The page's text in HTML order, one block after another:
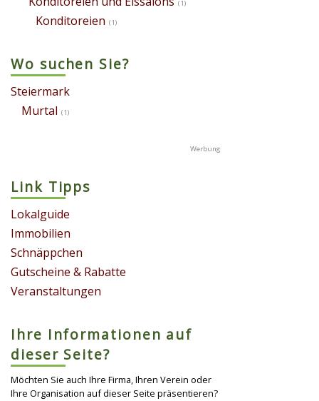
(1)
Konditoreien (1)
Wo suchen Sie?
Steiermark
Murtal (1)
Link Tipps
Lokalguide
Immobilien
Schnäppchen
Gutscheine & Rabatte
Veranstaltungen
Ihre Informationen auf
dieser Seite?
Möchten Sie auch Ihre Firma, Ihren Verein oder
Ihre Organisation auf dieser Seite präsentieren?